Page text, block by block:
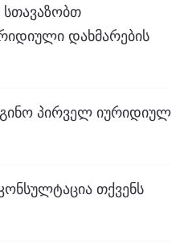
სთავაზობთ
დახმარების
იურიდიული
შორისაა,
სერვისი,შიდა
პირველ იურიდიულ
მოტანა, მათ შორის
კონტრაქტის
თქვენს